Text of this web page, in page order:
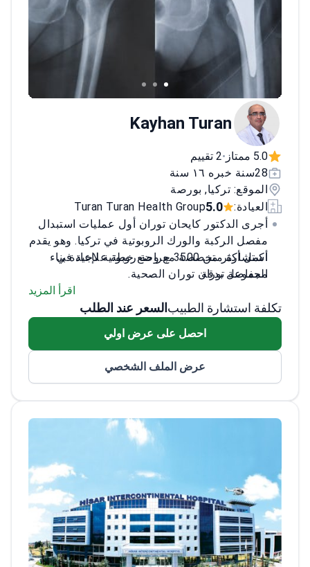
Kayhan Turan
5.0 ممتاز •2 تقييم
28سنة خبره ١٦ سنة
الموقع: تركيا, بورصة
العيادة:
5.0
Turan Turan Health Group
أجرى الدكتور كايحان توران أول عمليات استبدال
مفصل الركبة والورك الروبوتية في تركيا. وهو يقدم
استشارة متخصصة مع وضع خطة علاجية في
مجموعة توران توران الصحية.
أكمل أكثر من 3500 جراحة روبوتية لإعادة بناء
المفاصل بدقة
يستخدم أدوات NAVIO 7 الروبوتية لتكييف
الإجراءات مع تشريح المريض الفردي
بالخلايا الجذعية وحقن البلازما الغنية بالصفائح
عضو في الجمعية الأمريكية لجراحي العظام
اقرأ المزيد
تكلفة استشارة الطبيب السعر عند الطلب
احصل على عرض اولي
عرض الملف الشخصي